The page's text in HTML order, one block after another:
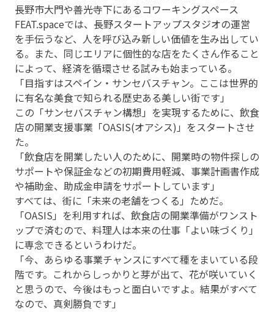
長野市大門や善光寺下にあるコワーキングスペース
FEAT.spaceでは、長野スタートアップスタジオの運営
を手伝うなど、人を呼び込み新しい価値を生み出してい
る。また、同じエリアに個性的な店をたくさん作ること
によって、経済を循環させる試みも始まっている。
「目指すはスペイン・サンセバスチャン。ここは世界的
に有名な美食で知られる歴史ある美しい街です」
この「サンセバスチャン構想」を実現するために、飲食
店の開業支援事業「OASIS(オアシス)」をスタートさせ
た。
「飲食店を開業したい人のために、開業時の物件探しの
サポートや保証金などの初期費用軽減、事業計画書作成
や補助金、助成金申請をサポートしています」
すべては、街に「未来の老舗をつくる」ためだ。
「OASIS」を利用すれば、飲食店の開業準備がワンスト
ップで済むので、料理人は本来の仕事「よい味づくり」
に専念できるというわけだ。
「今、あらゆる事業チャンスにすべて種をまいている段
階です。これからしっかりと芽が出て、花が咲いていく
と思うので、今後はもっと面白いですよ。結果がすべて
なので、真剣勝負です」